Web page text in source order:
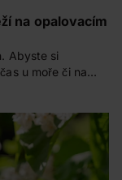
na opalovacím
Abyste si
u moře či na
krém.
ochranné